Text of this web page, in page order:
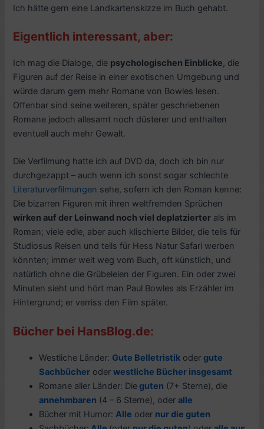
Ich hätte gern eine Landkartenskizze im Buch gehabt.
Eigentlich interessant, aber:
Ich mag die Dialoge, die psychologischen Einblicke, die
Figuren auf der Reise in einer exotischen Umgebung und
würde darum gern mehr Romane von Bowles lesen.
Offenbar sind seine weiteren, später geschriebenen
Romane jedoch allesamt noch düsterer und enthalten
eventuell auch mehr Gewalt.
Die Verfilmung hatte ich auf DVD da, doch ich bin nur
durchgezappt – auch wenn ich sonst sogar schlechte
Literaturverfilmungen sehe, sofern ich den Roman kenne:
Die bizarren Figuren mit ihren weltfremden Sprüchen
wirken auf der Leinwand noch viel deplatzierter als im
Roman; viele edle, aber auch klischierte Bilder, die teils für
Studiosus Reisen und teils für Hess Natur Safari werben
könnten; immer weit weg vom Buch, oft künstlich, und
natürlich ohne die Grübeleien der Figuren. Ein oder zwei
Minuten sieht und hört man Paul Bowles als Erzähler im
Hintergrund; er verriss den Film später.
Bücher bei HansBlog.de:
Westliche Länder: Gute Belletristik odergute
Sachbücher oderwestliche Bücher insgesamt
Romane aller Länder: Dieguten (7+ Sterne), die
annehmbaren (4 – 6 Sterne), oderalle
Bücher mit Humor:Alle oder nur die guten